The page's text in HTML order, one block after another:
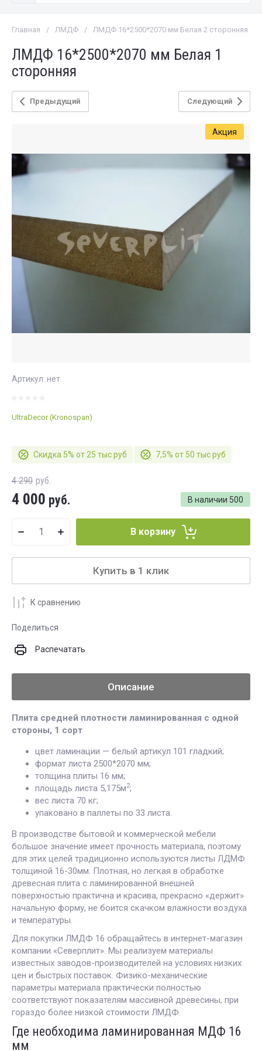
Главная / ЛМДФ / ЛМДФ 16*2500*2070 мм Белая 2 сторонняя
ЛМДФ 16*2500*2070 мм Белая 1
сторонняя
Предыдущий Следующий
Акция
Артикул: нет
UltraDecor (Kronospan)
Скидка 5% от 25 тыс руб 7,5% от 50 тыс руб
В наличии 500
4 290 руб.
4 000 руб.
В корзину
Купить в 1 клик
К сравнению
Поделиться
Распечатать
Описание
Плита средней плотности ламинированная с одной
стороны, 1 сорт
цвет ламинации — белый артикул 101 гладкий;
формат листа 2500*2070 мм;
толщина плиты 16 мм;
площадь листа 5,175м2;
вес листа 70 кг;
упаковано в паллеты по 33 листа.
В производстве бытовой и коммерческой мебели
большое значение имеет прочность материала, поэтому
для этих целей традиционно используются листы ЛДМФ
толщиной 16-30мм. Плотная, но легкая в обработке
древесная плита с ламинированной внешней
поверхностью практична и красива, прекрасно «держит»
начальную форму, не боится скачком влажности воздуха
и температуры.
Для покупки ЛМДФ 16 обращайтесь в интернет-магазин
компании «Северплит». Мы реализуем материалы
известных заводов-производителей на условиях низких
цен и быстрых поставок. Физико-механические
параметры материала практически полностью
соответствуют показателям массивной древесины, при
гораздо более низкой стоимости ЛМДФ.
Где необходима ламинированная МДФ 16
мм